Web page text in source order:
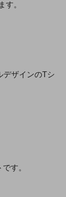
す。
ザインのTシ
す。